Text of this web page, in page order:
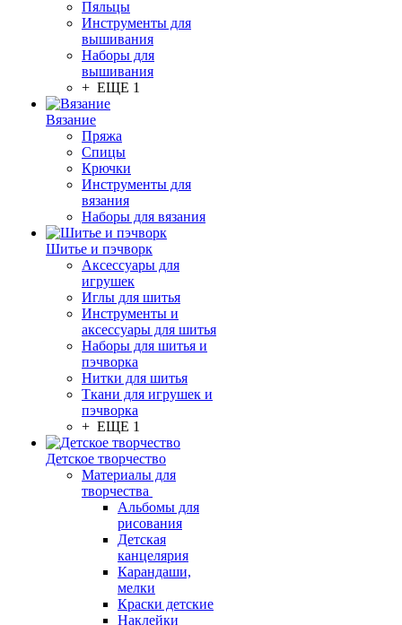
Пяльцы
Инструменты для
вышивания
Наборы для
вышивания
+ ЕЩЕ 1
Вязание
Пряжа
Спицы
Крючки
Инструменты для
вязания
Наборы для вязания
Шитье и пэчворк
Аксессуары для
игрушек
Иглы для шитья
Инструменты и
аксессуары для шитья
Наборы для шитья и
пэчворка
Нитки для шитья
Ткани для игрушек и
пэчворка
+ ЕЩЕ 1
Детское творчество
Материалы для
творчества
Альбомы для
рисования
Детская
канцелярия
Карандаши,
мелки
Краски детские
Наклейки